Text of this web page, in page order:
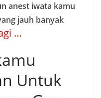
anest iwata kamu
jauh banyak
…
Untuk